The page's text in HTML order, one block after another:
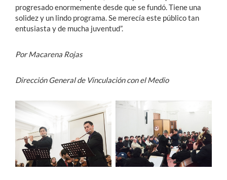
progresado enormemente desde que se fundó. Tiene una
solidez y un lindo programa. Se merecía este público tan
entusiasta y de mucha juventud”.
Por Macarena Rojas
Dirección General de Vinculación con el Medio